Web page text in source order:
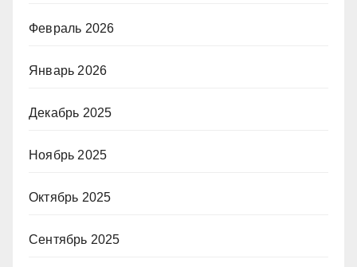
Февраль 2026
Январь 2026
Декабрь 2025
Ноябрь 2025
Октябрь 2025
Сентябрь 2025